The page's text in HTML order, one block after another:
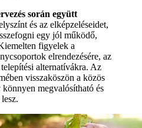
során együtt
és az elképzeléseidet,
egy jól működő,
figyelek a
elrendezésére, az
alternatívákra. Az
visszaköszön a közös
megvalósítható és